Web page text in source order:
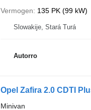
Vermogen
135 PK (99 kW)
Slowakije, Stará Turá
Autorro
Opel Zafira 2.0 CDTI
Minivan